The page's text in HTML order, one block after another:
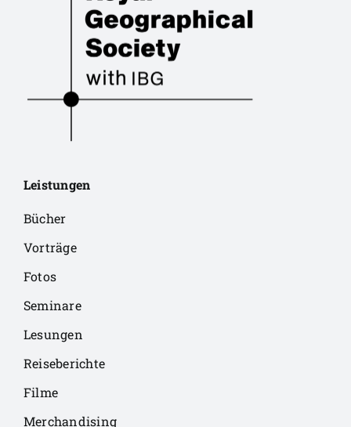
Leistungen
Bücher
Vorträge
Fotos
Seminare
Lesungen
Reiseberichte
Filme
Merchandising